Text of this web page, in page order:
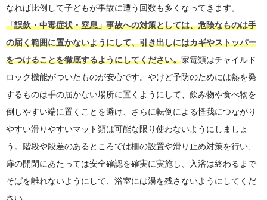
なれば比例して子どもが事故に遭う回数も多くなってきます。
「誤飲・中毒症状・窒息」事故への対策としては、危険なものは手
の届く範囲に置かないようにして、引き出しにはカギやストッパー
をつけることを徹底するようにしてください。家電類はチャイルド
ロック機能がついたものが安心です。やけど予防のためには熱を発
するものは手の届かない場所に置くようにして、飲み物や食べ物を
倒しやすい端に置くことを避け、さらに転倒による怪我につながり
やすい滑りやすいマット類は可能な限り使わないようにしましょ
う。階段や段差のあるところでは柵の設置や滑り止め対策を行い、
扉の開閉にあたっては安全確認を確実に実施し、入浴は終わるまで
そばを離れないようにして、浴室には湯を残さないようにしてくだ
さい。